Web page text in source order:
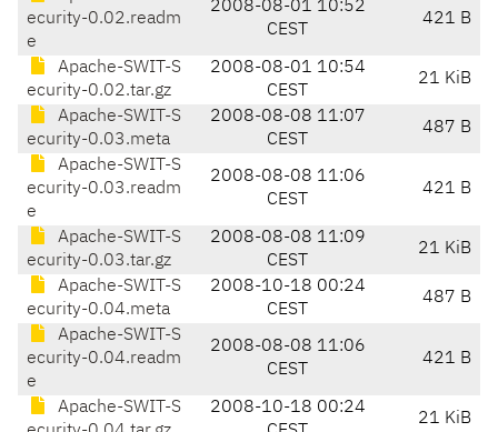
ecurity-0.02.readm
e
2008-08-01 10:52
CEST
421 B
Apache-SWIT-S
ecurity-0.02.tar.gz
2008-08-01 10:54
CEST
21 KiB
Apache-SWIT-S
ecurity-0.03.meta
2008-08-08 11:07
CEST
487 B
Apache-SWIT-S
ecurity-0.03.readm
e
2008-08-08 11:06
CEST
421 B
Apache-SWIT-S
ecurity-0.03.tar.gz
2008-08-08 11:09
CEST
21 KiB
Apache-SWIT-S
ecurity-0.04.meta
2008-10-18 00:24
CEST
487 B
Apache-SWIT-S
ecurity-0.04.readm
e
2008-08-08 11:06
CEST
421 B
Apache-SWIT-S
2008-10-18 00:24
21 KiB